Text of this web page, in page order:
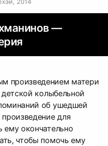
—
произведением матери
колыбельной
об ушедшей
для
ему окончательно
чтобы помочь ему